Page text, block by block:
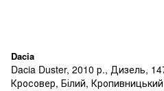
Dacia
Dacia Duster, 2010 р., Дизель,
Кросовер, Білий,